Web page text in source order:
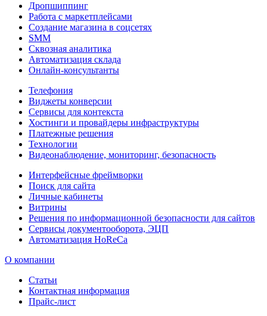
Дропшиппинг
Работа с маркетплейсами
Создание магазина в соцсетях
SMM
Сквозная аналитика
Автоматизация склада
Онлайн-консультанты
Телефония
Виджеты конверсии
Сервисы для контекста
Хостинги и провайдеры инфраструктуры
Платежные решения
Технологии
Видеонаблюдение, мониторинг, безопасность
Интерфейсные фреймворки
Поиск для сайта
Личные кабинеты
Витрины
Решения по информационной безопасности для сайтов
Сервисы документооборота, ЭЦП
Автоматизация HoReCa
О компании
Статьи
Контактная информация
Прайс-лист